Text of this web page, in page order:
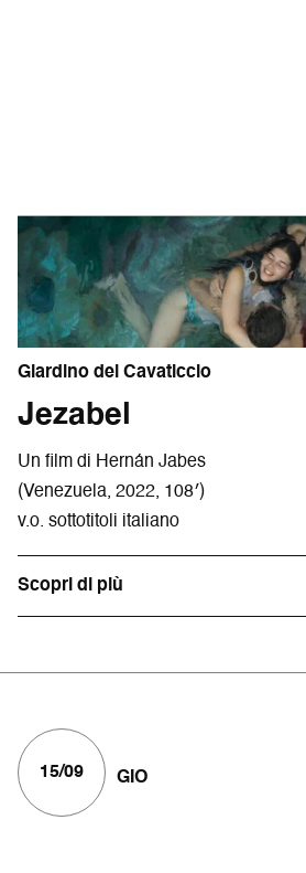
Giardino del Cavaticcio
Jezabel
Un film di Hernán Jabes
(Venezuela, 2022, 108′)
v.o. sottotitoli italiano
Scopri di più
15/09 GIO